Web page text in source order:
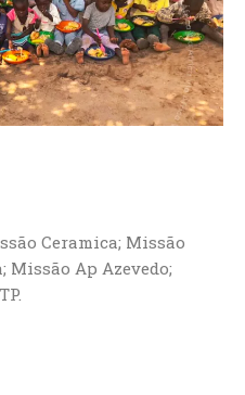
Ceramica; Missão
Missão Ap Azevedo;